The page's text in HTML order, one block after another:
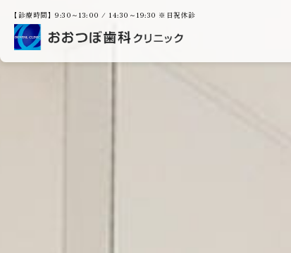
【診療時間】9:30～13:00 / 14:30～19:30 ※日祝休診